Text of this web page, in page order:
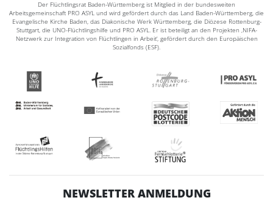
Der Flüchtlingsrat Baden-Württemberg ist Mitglied in der bundesweiten
Arbeitsgemeinschaft PRO ASYL und wird gefördert durch das Land Baden-Württemberg, die
Evangelische Kirche Baden, das Diakonische Werk Württemberg, die Diözese Rottenburg-
Stuttgart, die UNO-Flüchtlingshilfe und PRO ASYL. Er ist beteiligt an den Projekten ‚NIFA-
Netzwerk zur Integration von Flüchtlingen in Arbeit‘, gefördert durch den Europäischen
Sozialfonds (ESF).
NEWSLETTER ANMELDUNG